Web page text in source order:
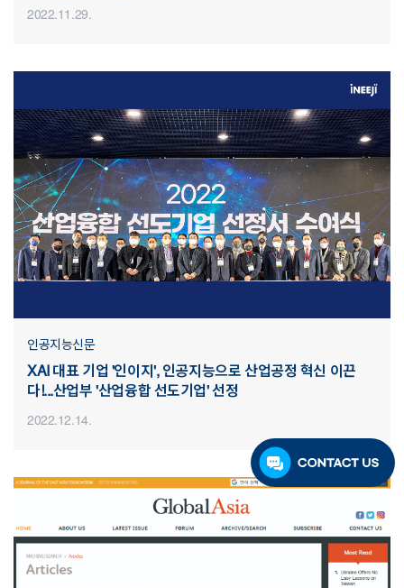
2022.11.29.
인공지능신문
XAI 대표 기업 '인이지', 인공지능으로 산업공정 혁신 이끈
다!...산업부 '산업융합 선도기업' 선정
2022.12.14.